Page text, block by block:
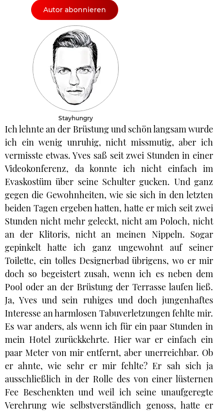
Autor abonnieren
Stayhungry
Ich lehnte an der Brüstung und schön langsam wurde
ich ein wenig unruhig, nicht missmutig, aber ich
vermisste etwas. Yves saß seit zwei Stunden in einer
Videokonferenz, da konnte ich nicht einfach im
Evaskostüm über seine Schulter gucken. Und ganz
gegen die Gewohnheiten, wie sie sich in den letzten
beiden Tagen ergeben hatten, hatte er mich seit zwei
Stunden nicht mehr geleckt, nicht am Poloch, nicht
an der Klitoris, nicht an meinen Nippeln. Sogar
gepinkelt hatte ich ganz ungewohnt auf seiner
Toilette, ein tolles Designerbad übrigens, wo er mir
doch so begeistert zusah, wenn ich es neben dem
Pool oder an der Brüstung der Terrasse laufen ließ.
Ja, Yves und sein ruhiges und doch jungenhaftes
Interesse an harmlosen Tabuverletzungen fehlte mir.
Es war anders, als wenn ich für ein paar Stunden in
mein Hotel zurückkehrte. Hier war er einfach ein
paar Meter von mir entfernt, aber unerreichbar. Ob
er ahnte, wie sehr er mir fehlte? Er sah sich ja
ausschließlich in der Rolle des von einer lüsternen
Fee Beschenkten und weil ich seine unaufgeregte
Verehrung wie selbstverständlich genoss, hatte er